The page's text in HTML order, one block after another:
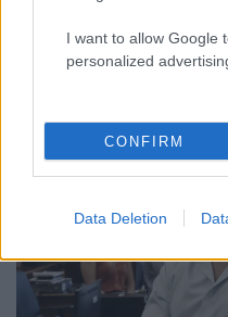
I want to allow Google
personalized
CONFIRM
Data Deletion
Κασσελάκης –
πραξικόπημα σε